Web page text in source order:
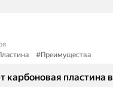
#Преимущества
пластина в